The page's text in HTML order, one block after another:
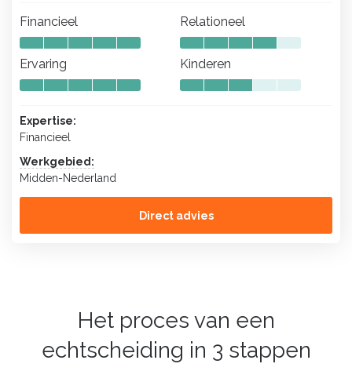
Financieel Relationeel
Ervaring Kinderen
Expertise:
Financieel
Werkgebied:
Midden-Nederland
Direct advies
Het proces van een
echtscheiding in 3 stappen